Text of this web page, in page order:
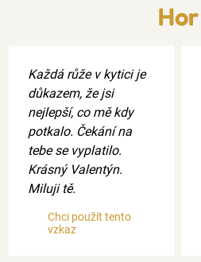
Hor
Každá růže v kytici je
důkazem, že jsi
nejlepší, co mě kdy
potkalo. Čekání na
tebe se vyplatilo.
Krásný Valentýn.
Miluji tě.
Chci použít tento
vzkaz